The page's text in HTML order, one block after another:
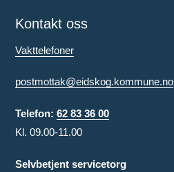
Kontakt oss
Vakttelefoner
postmottak@eidskog.kommune.no
Telefon:62 83 36 00
Kl. 09.00-11.00
Selvbetjent servicetorg